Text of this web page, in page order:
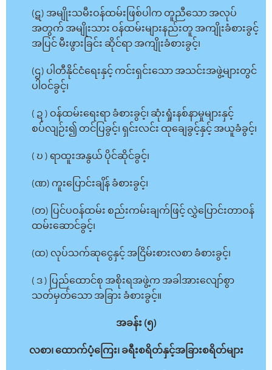
(ဋ) အမျိုးသမီးဝန်ထမ်းဖြစ်ပါက တူညီသော အလုပ်
အတွက် အမျိုးသား ဝန်ထမ်းများနည်းတူ အကျိုးခံစားခွင့်
အပြင် မီးဖွားခြင်း ဆိုင်ရာ အကျိုးခံစားခွင့်၊
(ဌ) ပါတီနိုင်ငံရေးနှင့် ကင်းရှင်းသော အသင်းအဖွဲ့များတွင်
ပါဝင်ခွင့်၊
( ဍ ) ဝန်ထမ်းရေးရာ ခံစားခွင့်၊ ဆုံးရှုံးနစ်နာမှုများနှင့်
စပ်လျဉ်း၍ တင်ပြခွင့်၊ ရှင်းလင်း ထုချေခွင့်နှင့် အယူခံခွင့်၊
( ဎ ) ရာထူးအနွယ် ပိုင်ဆိုင်ခွင့်၊
(ဏ) ကူးပြောင်းချိန် ခံစားခွင့်၊
(တ) ပြင်ပဝန်ထမ်း စည်းကမ်းချက်ဖြင့် လွှဲပြောင်းတာဝန်
ထမ်းဆောင်ခွင့်၊
(ထ) လုပ်သက်ဆုငွေနှင့် အငြိမ်းစားလစာ ခံစားခွင့်၊
( ဒ ) ပြည်ထောင်စု အစိုးရအဖွဲ့က အခါအားလျော်စွာ
သတ်မှတ်သော အခြား ခံစားခွင့်။
အခန်း (၅)
လစာ၊ ထောက်ပံ့ကြေး၊ ခရီးစရိတ်နှင့်အခြားစရိတ်များ